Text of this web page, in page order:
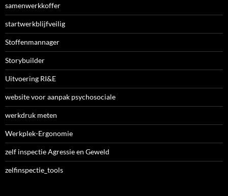
samenwerkkoffer
startwerkblijfveilig
Stoffenmannager
Storybuilder
Uitvoering RI&E
website voor aanpak psychosociale
werkdruk meten
Werkplek-Ergonomie
zelf inspectie Agressie en Geweld
zelfinspectie_tools